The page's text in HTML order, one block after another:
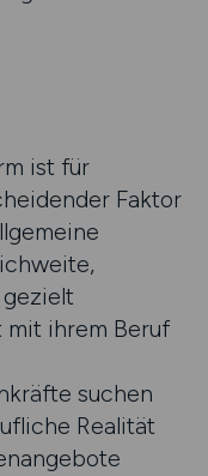
ist für
Faktor
mit ihrem Beruf
suchen
Realität